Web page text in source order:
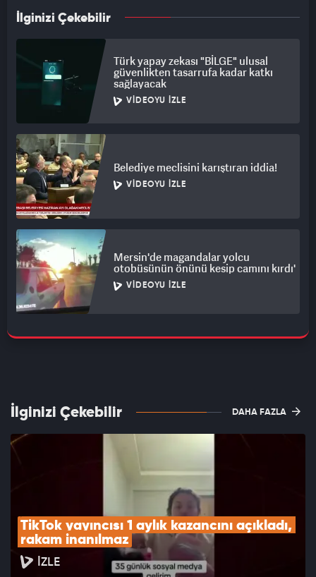
İlginizi Çekebilir
Türk yapay zekası "BİLGE" ulusal
güvenlikten tasarrufa kadar katkı
sağlayacak
VIDEOYU İZLE
Belediye meclisini karıştıran iddia!
VIDEOYU İZLE
Mersin'de magandalar yolcu
otobüsünün önünü kesip camını kırdı'
VIDEOYU İZLE
İlginizi Çekebilir DAHA FAZLA
TikTok yayıncısı 1 aylık kazancını açıkladı,
rakam inanılmaz
İZLE